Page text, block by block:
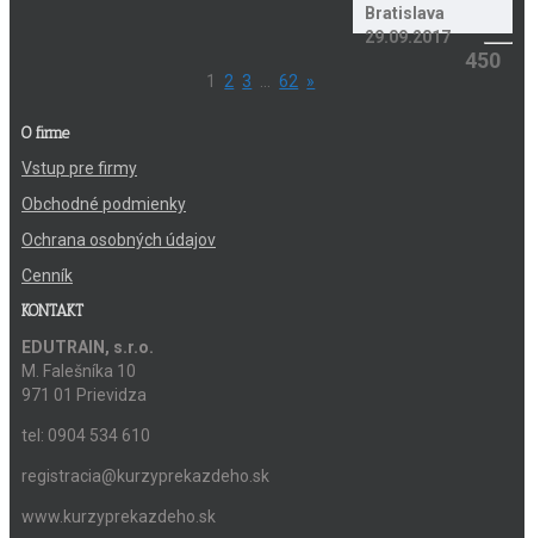
Bratislava
29.09.2017
450
1 2 3 … 62 »
O firme
Vstup pre firmy
Obchodné podmienky
Ochrana osobných údajov
Cenník
KONTAKT
EDUTRAIN, s.r.o.
M. Falešníka 10
971 01 Prievidza
tel: 0904 534 610
registracia@kurzyprekazdeho.sk
www.kurzyprekazdeho.sk